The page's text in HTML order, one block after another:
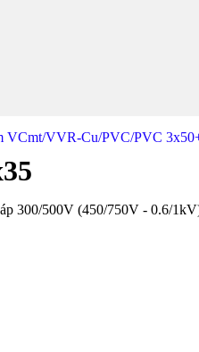
VCmt/VVR-Cu/PVC/PVC
500V (450/750V - 0.6/